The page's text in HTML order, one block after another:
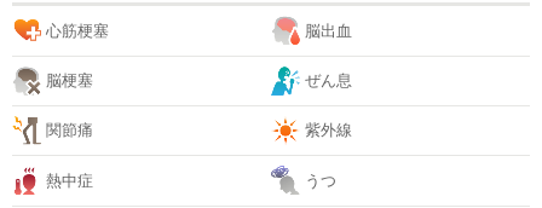
心筋梗塞 脳出血
脳梗塞 ぜん息
関節痛 紫外線
熱中症 うつ